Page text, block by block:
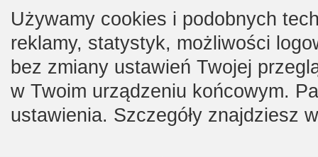
Używamy cookies i podobnych
reklamy, statystyk, możliwości
bez zmiany ustawień Twojej
w Twoim urządzeniu końcowym.
ustawienia. Szczegóły znajdziesz